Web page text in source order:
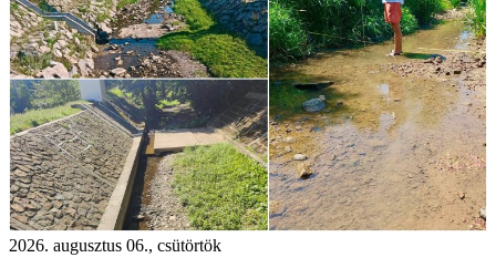
2026. augusztus 06., csütörtök